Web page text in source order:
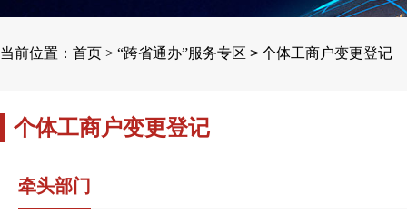
当前位置：首页 > “跨省通办”服务专区 > 个体工商户变更登记
个体工商户变更登记
牵头部门